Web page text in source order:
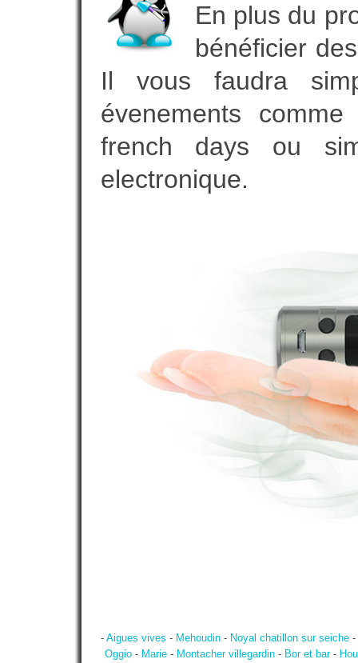
En plus du
bénéficier
Il vous faudra
évenements
french days ou
electronique.
- Aigues vives - Mehoudin - Noyal chatillon sur seiche -
Oggio- Marie- Montacher villegardin- Bor et bar-